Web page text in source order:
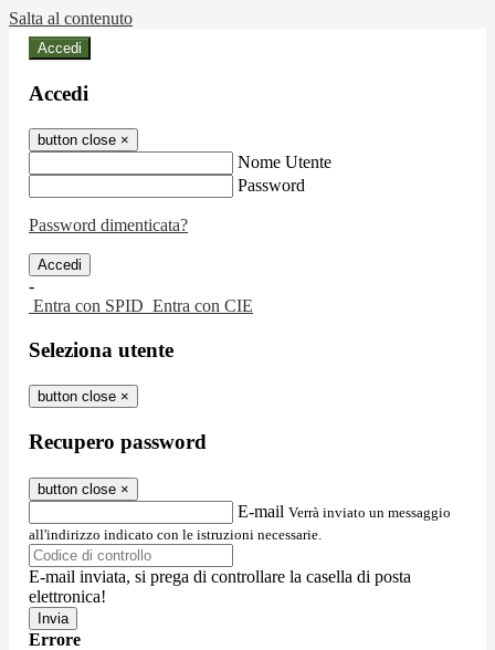
Salta al contenuto
Accedi
Accedi
button close ×
Nome Utente
Password
Password dimenticata?
-
Entra con SPID Entra con CIE
Seleziona utente
button close ×
Recupero password
button close ×
E-mail Verrà inviato un messaggio
all'indirizzo indicato con le istruzioni necessarie.
E-mail inviata, si prega di controllare la casella di posta
elettronica!
Errore